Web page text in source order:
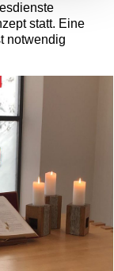
statt. Eine
notwendig